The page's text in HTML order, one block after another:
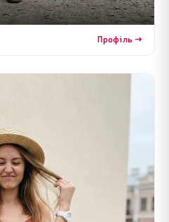
Профіль →